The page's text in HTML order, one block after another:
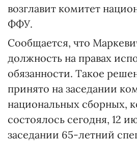
возглавит комитет
ФФУ.
Сообщается, что
должность на правах
обязанности. Такое
принято на заседании
национальных сборных,
состоялось сегодня, 12
заседании 65-летний